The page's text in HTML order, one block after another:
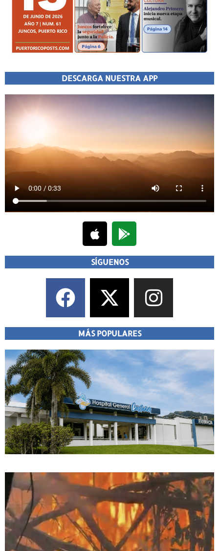
DESCARGA NUESTRA APP
SÍGUENOS
MÁS POPULARES